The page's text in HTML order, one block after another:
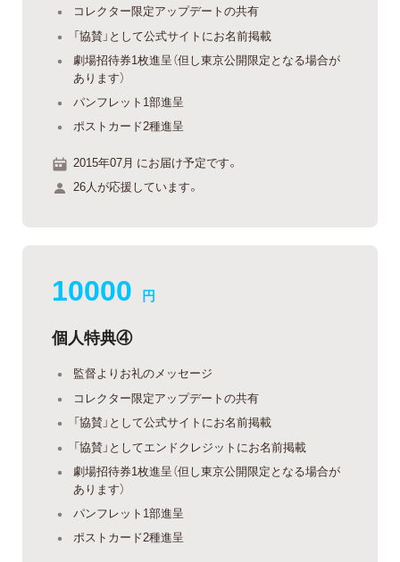
コレクター限定アップデートの共有
「協賛」として公式サイトにお名前掲載
劇場招待券1枚進呈（但し東京公開限定となる場合が
あります）
パンフレット1部進呈
ポストカード2種進呈
2015年07月 にお届け予定です。
26人が応援しています。
10000 円
個人特典④
監督よりお礼のメッセージ
コレクター限定アップデートの共有
「協賛」として公式サイトにお名前掲載
「協賛」としてエンドクレジットにお名前掲載
劇場招待券1枚進呈（但し東京公開限定となる場合が
あります）
パンフレット1部進呈
ポストカード2種進呈